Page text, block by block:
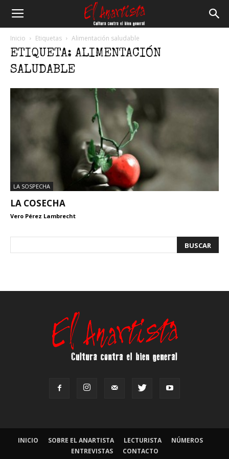
Inicio Etiquetas Alimentación saludable
ETIQUETA: ALIMENTACIÓN
SALUDABLE
LA SOSPECHA
LA COSECHA
Vero Pérez Lambrecht
INICIO SOBRE EL ANARTISTA LECTURISTA
NÚMEROS
ENTREVISTAS
CONTACTO